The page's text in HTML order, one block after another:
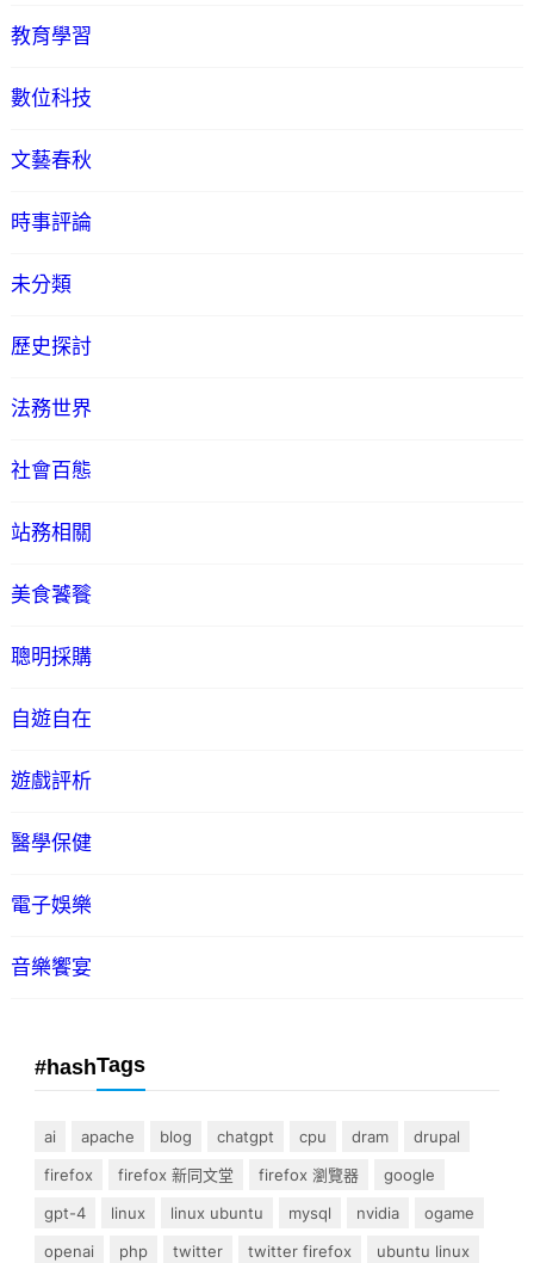
教育學習
數位科技
文藝春秋
時事評論
未分類
歷史探討
法務世界
社會百態
站務相關
美食饕餮
聰明採購
自遊自在
遊戲評析
醫學保健
電子娛樂
音樂饗宴
#hashTags
ai apache blog chatgpt cpu dram
drupal
firefox
firefox 新同文堂 firefox 瀏覽器
google
gpt-4
linux linux ubuntu mysql nvidia
ogame
openai
php twitter twitter firefox
ubuntu linux